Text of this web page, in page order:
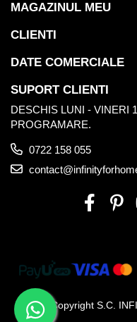
MAGAZINUL MEU
CLIENTI
DATE COMERCIALE
SUPORT CLIENTI
DESCHIS LUNI - VINERI
PROGRAMARE.
0722 158 055
©Copyright S.C.